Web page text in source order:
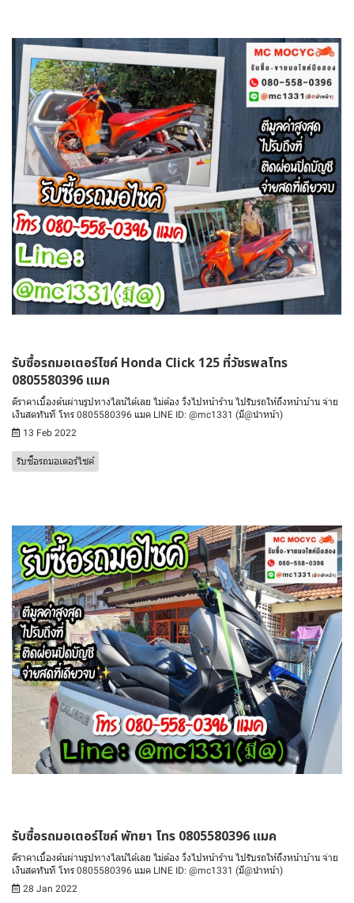
รับซื้อรถมอเตอร์ไซค์ Honda Click 125 ที่วัชรพลโทร
0805580396 แมค
ตีราคาเบื้องต้นผ่านรูปทางไลน์ได้เลย ไม่ต้อง วิ่งไปหน้าร้าน ไปรับรถให้ถึงหน้าบ้าน จ่าย
เงินสดทันที โทร 0805580396 แมค LINE ID: @mc1331 (มี@นำหน้า)
13 Feb 2022
รับซื้อรถมอเตอร์ไซค์
รับซื้อรถมอเตอร์ไซค์ พัทยา โทร 0805580396 แมค
ตีราคาเบื้องต้นผ่านรูปทางไลน์ได้เลย ไม่ต้อง วิ่งไปหน้าร้าน ไปรับรถให้ถึงหน้าบ้าน จ่าย
เงินสดทันที โทร 0805580396 แมค LINE ID: @mc1331 (มี@นำหน้า)
28 Jan 2022